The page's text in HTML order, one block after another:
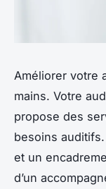
Améliorer votre
mains. Votre
propose des
besoins auditifs.
et un
d’un